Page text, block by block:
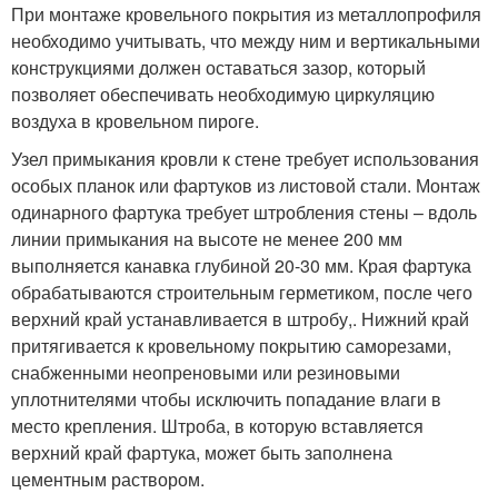
При монтаже кровельного покрытия из металлопрофиля
необходимо учитывать, что между ним и вертикальными
конструкциями должен оставаться зазор, который
позволяет обеспечивать необходимую циркуляцию
воздуха в кровельном пироге.
Узел примыкания кровли к стене требует использования
особых планок или фартуков из листовой стали. Монтаж
одинарного фартука требует штробления стены – вдоль
линии примыкания на высоте не менее 200 мм
выполняется канавка глубиной 20-30 мм. Края фартука
обрабатываются строительным герметиком, после чего
верхний край устанавливается в штробу,. Нижний край
притягивается к кровельному покрытию саморезами,
снабженными неопреновыми или резиновыми
уплотнителями чтобы исключить попадание влаги в
место крепления. Штроба, в которую вставляется
верхний край фартука, может быть заполнена
цементным раствором.